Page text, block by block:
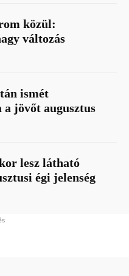
közül:
változás
ismét
jövőt augusztus
lesz látható
égi jelenség